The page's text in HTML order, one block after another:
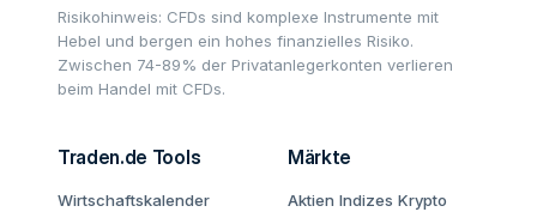
Risikohinweis: CFDs sind komplexe Instrumente mit
Hebel und bergen ein hohes finanzielles Risiko.
Zwischen 74-89% der Privatanlegerkonten verlieren
beim Handel mit CFDs.
Traden.de Tools
Wirtschaftskalender
Märkte
Aktien Indizes Krypto